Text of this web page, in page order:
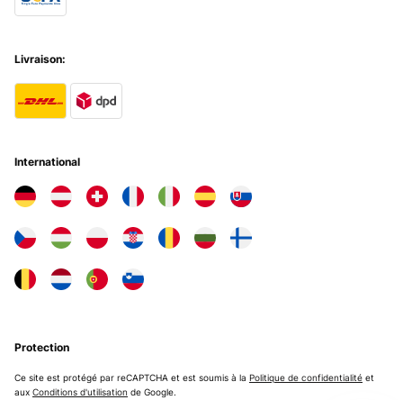
Livraison:
International
Protection
Ce site est protégé par reCAPTCHA et est soumis à la Politique de confidentialité et
aux Conditions d'utilisation de Google.